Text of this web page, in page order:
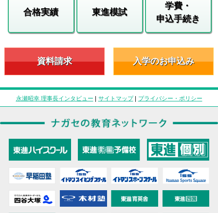
合格実績 東進模試
学費・
申込手続き
資料請求 入学のお申込み
永瀬昭幸 理事長インタビュー | サイトマップ| プライバシー・ポリシー